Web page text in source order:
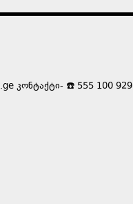
კონტაქტი- ☎️ 555 100 929